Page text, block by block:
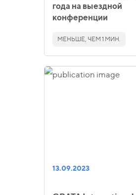
года на выездной
конференции
МЕНЬШЕ, ЧЕМ 1 МИН.
13.09.2023